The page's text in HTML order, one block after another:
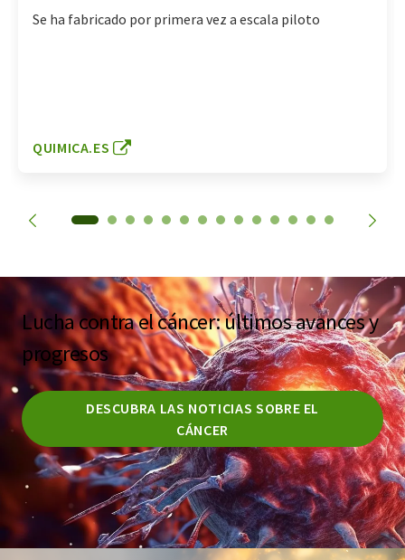
Se ha fabricado por primera vez a escala piloto
QUIMICA.ES
Lucha contra el cáncer: últimos avances y
progresos
DESCUBRA LAS NOTICIAS SOBRE EL
CÁNCER